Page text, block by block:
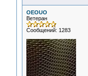
OEOUO
Ветеран
Сообщений: 1283